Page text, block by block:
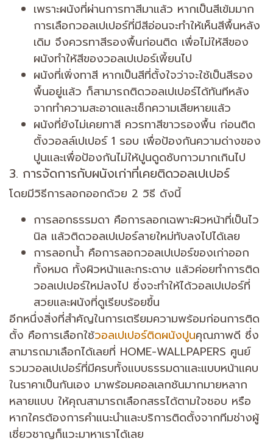
เพราะผนังที่ผ่านการทาสีมาแล้ว หากเป็นสีเข้มมาก
การเลือกวอลเปเปอร์ที่มีสีอ่อนจะทำให้เห็นสีพื้นหลัง
เดิม จึงควรทาสีรองพื้นก่อนติด เพื่อไม่ให้สีของ
ผนังทำให้สีของวอลเปเปอร์เพี้ยนไป
ผนังที่เพิ่งทาสี หากเป็นสีที่ตั้งใจว่าจะใช้เป็นสีรอง
พื้นอยู่แล้ว ก็สามารถติดวอลเปเปอร์ได้ทันทีหลัง
จากทำความสะอาดและเช็กความเสียหายแล้ว
ผนังที่ยังไม่เคยทาสี ควรทาสีขาวรองพื้น ก่อนติด
ตั้งวอลล์เปเปอร์ 1 รอบ เพื่อป้องกันความด่างของ
ปูนและเพื่อป้องกันไม่ให้ปูนดูดซับกาวมากเกินไป
3. การจัดการกับผนังเก่าที่เคยติดวอลเปเปอร์
โดยมีวิธีการลอกออกด้วย 2 วิธี ดังนี้
การลอกธรรมดา คือการลอกเฉพาะผิวหน้าที่เป็นไว
นิล แล้วติดวอลเปเปอร์ลายใหม่ทับลงไปได้เลย
การลอกน้ำ คือการลอกวอลเปเปอร์ของเก่าออก
ทั้งหมด ทั้งผิวหน้าและกระดาษ แล้วค่อยทำการติด
วอลเปเปอร์ใหม่ลงไป ซึ่งจะทำให้ได้วอลเปเปอร์ที่
สวยและผนังที่ดูเรียบร้อยขึ้น
อีกหนึ่งสิ่งที่สำคัญในการเตรียมความพร้อมก่อนการติด
ตั้ง คือการเลือกใช้วอลเปเปอร์ติดผนังปูนคุณภาพดี ซึ่ง
สามารถมาเลือกได้เลยที่ HOME-WALLPAPERS ศูนย์
รวมวอลเปเปอร์ที่มีครบทั้งแบบธรรมดาและแบบหน้าแคบ
ในราคาเป็นกันเอง มาพร้อมคอลเลกชันมากมายหลาก
หลายแบบ ให้คุณสามารถเลือกสรรได้ตามใจชอบ หรือ
หากใครต้องการคำแนะนำและบริการติดตั้งจากทีมช่างผู้
เชี่ยวชาญก็แวะมาหาเราได้เลย